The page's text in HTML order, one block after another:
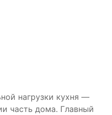
нагрузки кухня —
часть дома. Главный